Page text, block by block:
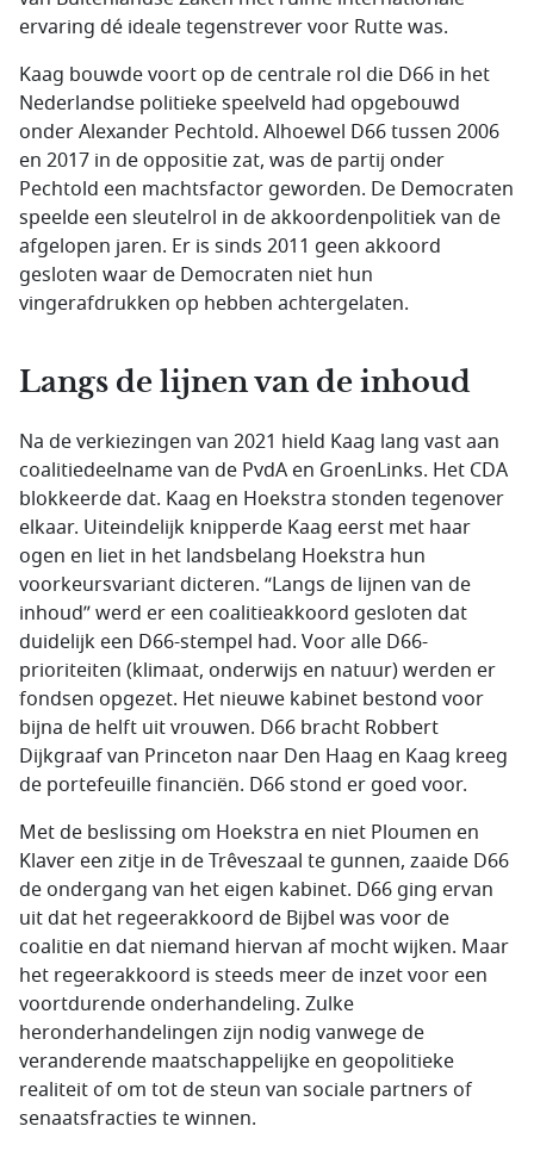
ervaring dé ideale tegenstrever voor Rutte was.
Kaag bouwde voort op de centrale rol die D66 in het
Nederlandse politieke speelveld had opgebouwd
onder Alexander Pechtold. Alhoewel D66 tussen 2006
en 2017 in de oppositie zat, was de partij onder
Pechtold een machtsfactor geworden. De Democraten
speelde een sleutelrol in de akkoordenpolitiek van de
afgelopen jaren. Er is sinds 2011 geen akkoord
gesloten waar de Democraten niet hun
vingerafdrukken op hebben achtergelaten.
Langs de lijnen van de inhoud
Na de verkiezingen van 2021 hield Kaag lang vast aan
coalitiedeelname van de PvdA en GroenLinks. Het CDA
blokkeerde dat. Kaag en Hoekstra stonden tegenover
elkaar. Uiteindelijk knipperde Kaag eerst met haar
ogen en liet in het landsbelang Hoekstra hun
voorkeursvariant dicteren. “Langs de lijnen van de
inhoud” werd er een coalitieakkoord gesloten dat
duidelijk een D66-stempel had. Voor alle D66-
prioriteiten (klimaat, onderwijs en natuur) werden er
fondsen opgezet. Het nieuwe kabinet bestond voor
bijna de helft uit vrouwen. D66 bracht Robbert
Dijkgraaf van Princeton naar Den Haag en Kaag kreeg
de portefeuille financiën. D66 stond er goed voor.
Met de beslissing om Hoekstra en niet Ploumen en
Klaver een zitje in de Trêveszaal te gunnen, zaaide D66
de ondergang van het eigen kabinet. D66 ging ervan
uit dat het regeerakkoord de Bijbel was voor de
coalitie en dat niemand hiervan af mocht wijken. Maar
het regeerakkoord is steeds meer de inzet voor een
voortdurende onderhandeling. Zulke
heronderhandelingen zijn nodig vanwege de
veranderende maatschappelijke en geopolitieke
realiteit of om tot de steun van sociale partners of
senaatsfracties te winnen.